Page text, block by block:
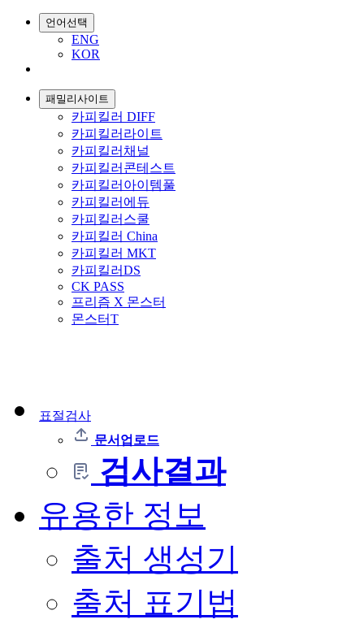
언어선택
ENG
KOR
패밀리사이트
카피킬러 DIFF
카피킬러라이트
카피킬러채널
카피킬러콘테스트
카피킬러아이템풀
카피킬러에듀
카피킬러스쿨
카피킬러 China
카피킬러 MKT
카피킬러DS
CK PASS
프리즘 X 몬스터
몬스터T
표절검사
문서업로드
검사결과
유용한 정보
출처 생성기
출처 표기법